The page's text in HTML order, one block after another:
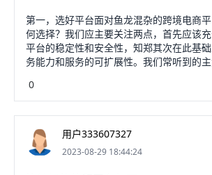
第一，选好平台面对鱼龙混杂的跨境电商
何选择？我们应主要关注两点，首先应该
平台的稳定性和安全性，知郑其次在此基
务能力和服务的可扩展性。我们常听到的
全性和稳定性方面确实存在一定的保障，但
当饱和，很难为新的卖家提供优质的服务
家的相关问题，也要打一个问号，一般的
开创一番事业困难程度可想而知。在此，可
皆备平台——Starday跨境电商服务平台。
境电商的服务平台依托在全球建立的供应链
0
用户333607327
2023-08-29 18:44:24